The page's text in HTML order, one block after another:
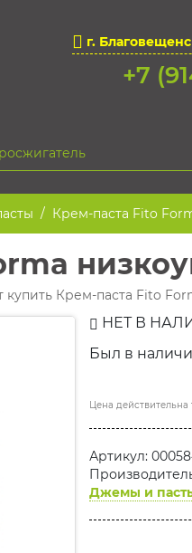
г.
+7
Крем-паста Fito
Крем-паста Fito
НЕТ В
Был в
Цена действительна
Артикул:
Джемы и